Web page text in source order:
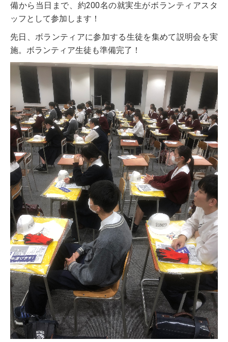
受験生の方へ
在校生・保護者の方へ
卒業生の方へ
ご支援のお願い
備から当日まで、約200名の就実生がボランティアスタ
ッフとして参加します！
先日、ボランティアに参加する生徒を集めて説明会を実
施。ボランティア生徒も準備完了！